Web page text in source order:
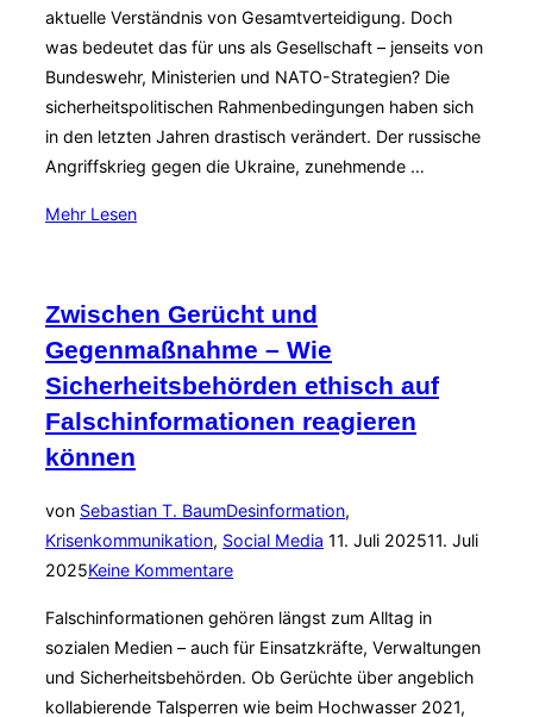
aktuelle Verständnis von Gesamtverteidigung. Doch
was bedeutet das für uns als Gesellschaft – jenseits von
Bundeswehr, Ministerien und NATO-Strategien? Die
sicherheitspolitischen Rahmenbedingungen haben sich
in den letzten Jahren drastisch verändert. Der russische
Angriffskrieg gegen die Ukraine, zunehmende …
Mehr über
denken
–
Ein
Weckruf
für
Staat
Gesellschaft“
Lesen
Zwischen Gerücht und
Gegenmaßnahme – Wie
Sicherheitsbehörden ethisch auf
Falschinformationen reagieren
können
von Sebastian T. BaumDesinformation,
Krisenkommunikation, Social Media Veröffentlicht
11. Juli 202511. Juli
2025Keine Kommentare
Falschinformationen gehören längst zum Alltag in
sozialen Medien – auch für Einsatzkräfte, Verwaltungen
und Sicherheitsbehörden. Ob Gerüchte über angeblich
kollabierende Talsperren wie beim Hochwasser 2021,